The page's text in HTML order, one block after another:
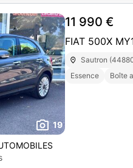
19
11 990 €
FIAT 500X
Sautron
Essence
Boîte